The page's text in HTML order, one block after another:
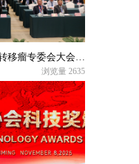
2025CCHIO骨肿瘤和骨转移瘤专委会大会成功举办
浏览量 2635